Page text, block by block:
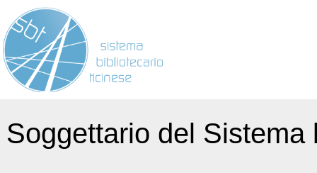
Soggettario del